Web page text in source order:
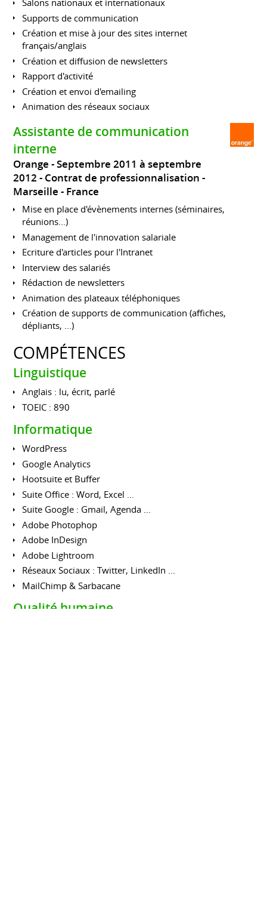
Salons nationaux et internationaux
Supports de communication
Création et mise à jour des sites internet
français/anglais
Création et diffusion de newsletters
Rapport d'activité
Création et envoi d'emailing
Animation des réseaux sociaux
Assistante de communication
interne
Orange
Septembre 2011 à septembre
2012 Contrat de professionnalisation
Marseille
France
Mise en place d'évènements internes (séminaires,
réunions...)
Management de l'innovation salariale
Ecriture d'articles pour l'Intranet
Interview des salariés
Rédaction de newsletters
Animation des plateaux téléphoniques
Création de supports de communication (affiches,
dépliants, ...)
COMPÉTENCES
Linguistique
Anglais : lu, écrit, parlé
TOEIC : 890
Informatique
WordPress
Google Analytics
Hootsuite et Buffer
Suite Office : Word, Excel ...
Suite Google : Gmail, Agenda ...
Adobe Photophop
Adobe InDesign
Adobe Lightroom
Réseaux Sociaux : Twitter, LinkedIn ...
MailChimp & Sarbacane
Qualité humaine